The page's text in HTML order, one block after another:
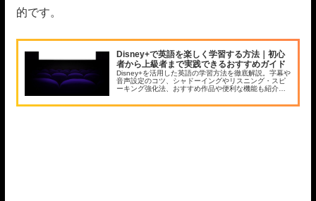
的です。
Disney+で英語を楽しく学習する方法｜初心
者から上級者まで実践できるおすすめガイド
Disney+を活用した英語の学習方法を徹底解説。字幕や
音声設定のコツ、シャドーイングやリスニング・スピ
ーキング強化法、おすすめ作品や便利な機能も紹介。